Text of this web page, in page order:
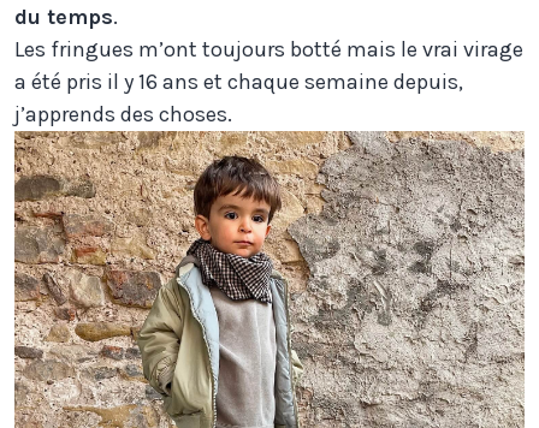
du temps.
Les fringues m’ont toujours botté mais le vrai virage
a été pris il y 16 ans et chaque semaine depuis,
j’apprends des choses.